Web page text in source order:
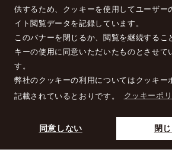
供するため、クッキーを使用してユーザー
イト閲覧データを記録しています。
このバナーを閉じるか、閲覧を継続するこ
キーの使用に同意いただいたものとさせて
す。
弊社のクッキーの利用についてはクッキー
記載されているとおりです。
クッキーポ
同意しない 閉